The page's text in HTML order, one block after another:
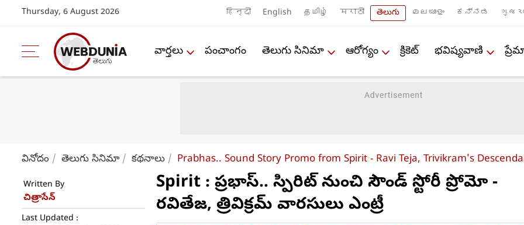
Thursday, 6 August 2026 हिन्दी English தமிழ் मराठी తెలుగు മലയാളം ಕನ್ನಡ
వార్తలు పంచాంగం తెలుగు సినిమా ఆరోగ్యం క్రికెట్ భవిష్యవాణి
వినోదం తెలుగు సినిమా కథనాలు Prabhas.. Sound Story Promo from Spirit - Ravi Teja, Trivikram's
Written By
చిత్రాసేన్
Last Updated :
Spirit : ప్రభాస్.. స్పిరిట్ నుంచి సౌండ్ స్టోరీ ప్రోమో -
రవితేజ, త్రివిక్రమ్ వారసులు ఎంట్రీ